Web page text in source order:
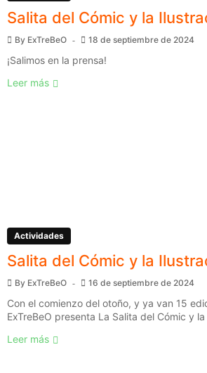
Salita del Cómic y la
By ExTreBeO 18 de septiembre de 2024
¡Salimos en la prensa!
Leer más
Actividades
Salita del Cómic y la
By ExTreBeO 16 de septiembre de 2024
Con el comienzo del otoño, y ya van 15
ExTreBeO presenta La Salita del Cómic y
Leer más